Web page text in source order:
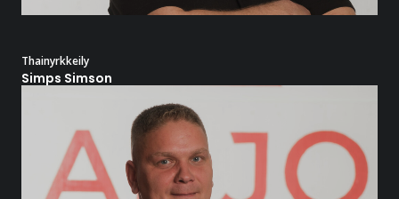
Thainyrkkeily
Simps Simson